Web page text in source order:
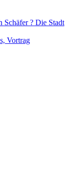
Schäfer ? Die Stadt
Vortrag